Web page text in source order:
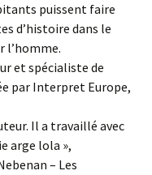
puissent faire
d’histoire dans le
l’homme.
et spécialiste de
par Interpret Europe,
Il a travaillé avec
arge lola »,
– Les